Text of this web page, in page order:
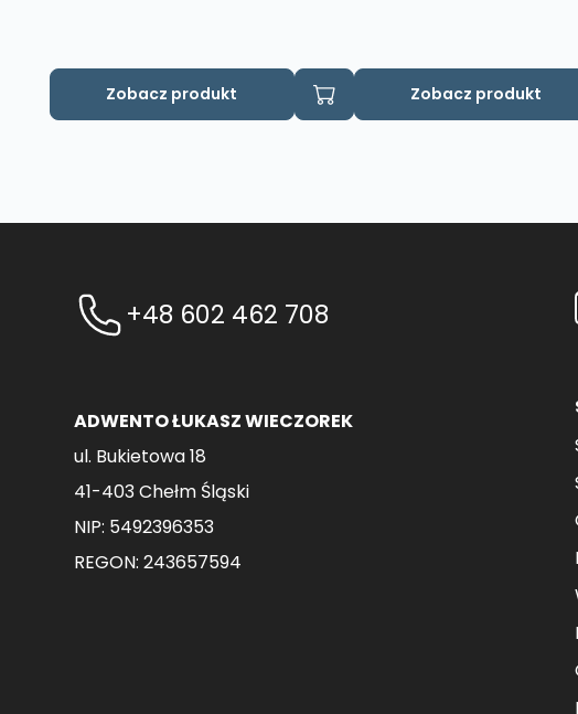
Zobacz produkt Zobacz produkt
+48 602 462 708
ADWENTO ŁUKASZ WIECZOREK
ul. Bukietowa 18
41-403 Chełm Śląski
NIP: 5492396353
REGON: 243657594